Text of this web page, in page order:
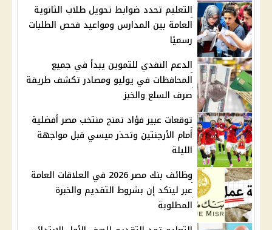
التعليم تحدد ضوابط تحويل طلاب الثانوية
العامة بين المدارس ومواعيد فحص الطلبات
رسميًا
الدعم النقدي للتموين يبدأ في جميع
المحافظات في يوليو ومصادر تكشف طريقة
صرف السلع والخبز
توقعات عبير فؤاد تمنح منتخب مصر أفضلية
أمام الأرجنتين وتحذر ميسي قبل مواجهة
الليلة
وظائف بنك مصر 2026 في العلاقات العامة
عبر لينكد إن بشروط التقديم والخبرة
المطلوبة